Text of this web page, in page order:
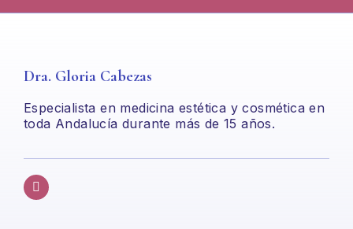
Dra. Gloria Cabezas
Especialista en medicina estética y cosmética en
toda Andalucía durante más de 15 años.